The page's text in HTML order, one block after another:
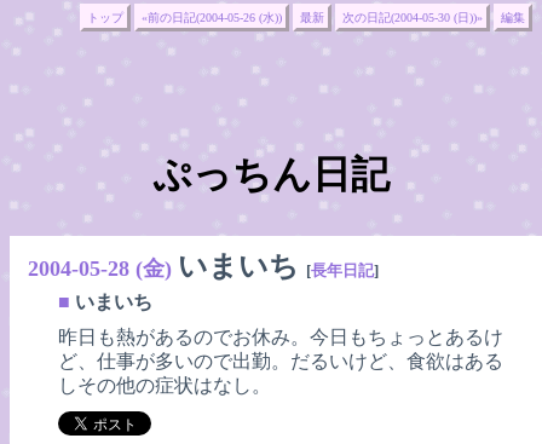
トップ «前の日記(2004-05-26 (水)) 最新 次の日記(2004-05-30 (日))» 編集
ぷっちん日記
2004-05-28 (金) いまいち [長年日記]
■ いまいち
昨日も熱があるのでお休み。今日もちょっとあるけ
ど、仕事が多いので出勤。だるいけど、食欲はある
しその他の症状はなし。